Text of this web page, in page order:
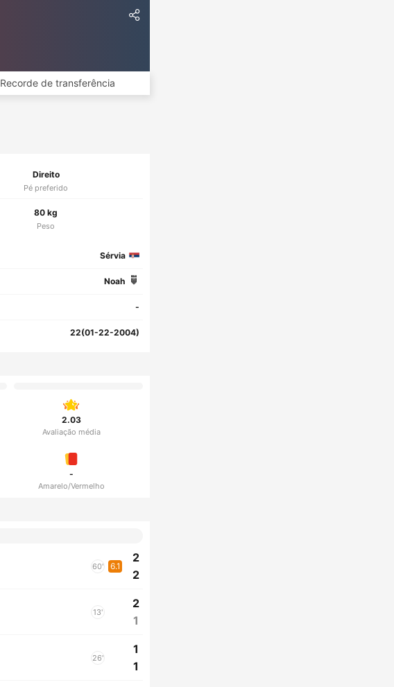
Recorde de transferência
Direito
Pé preferido
80 kg
Peso
Sérvia
Noah
-
22(01-22-2004)
2.03
Avaliação média
-
Amarelo/Vermelho
60' 6.1
2
2
13'
2
1
26'
1
1